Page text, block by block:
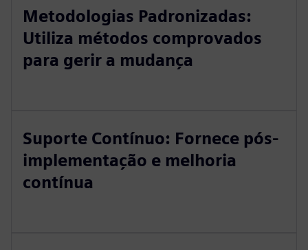
Metodologias Padronizadas:
Utiliza métodos comprovados
para gerir a mudança
Suporte Contínuo: Fornece pós-
implementação e melhoria
contínua